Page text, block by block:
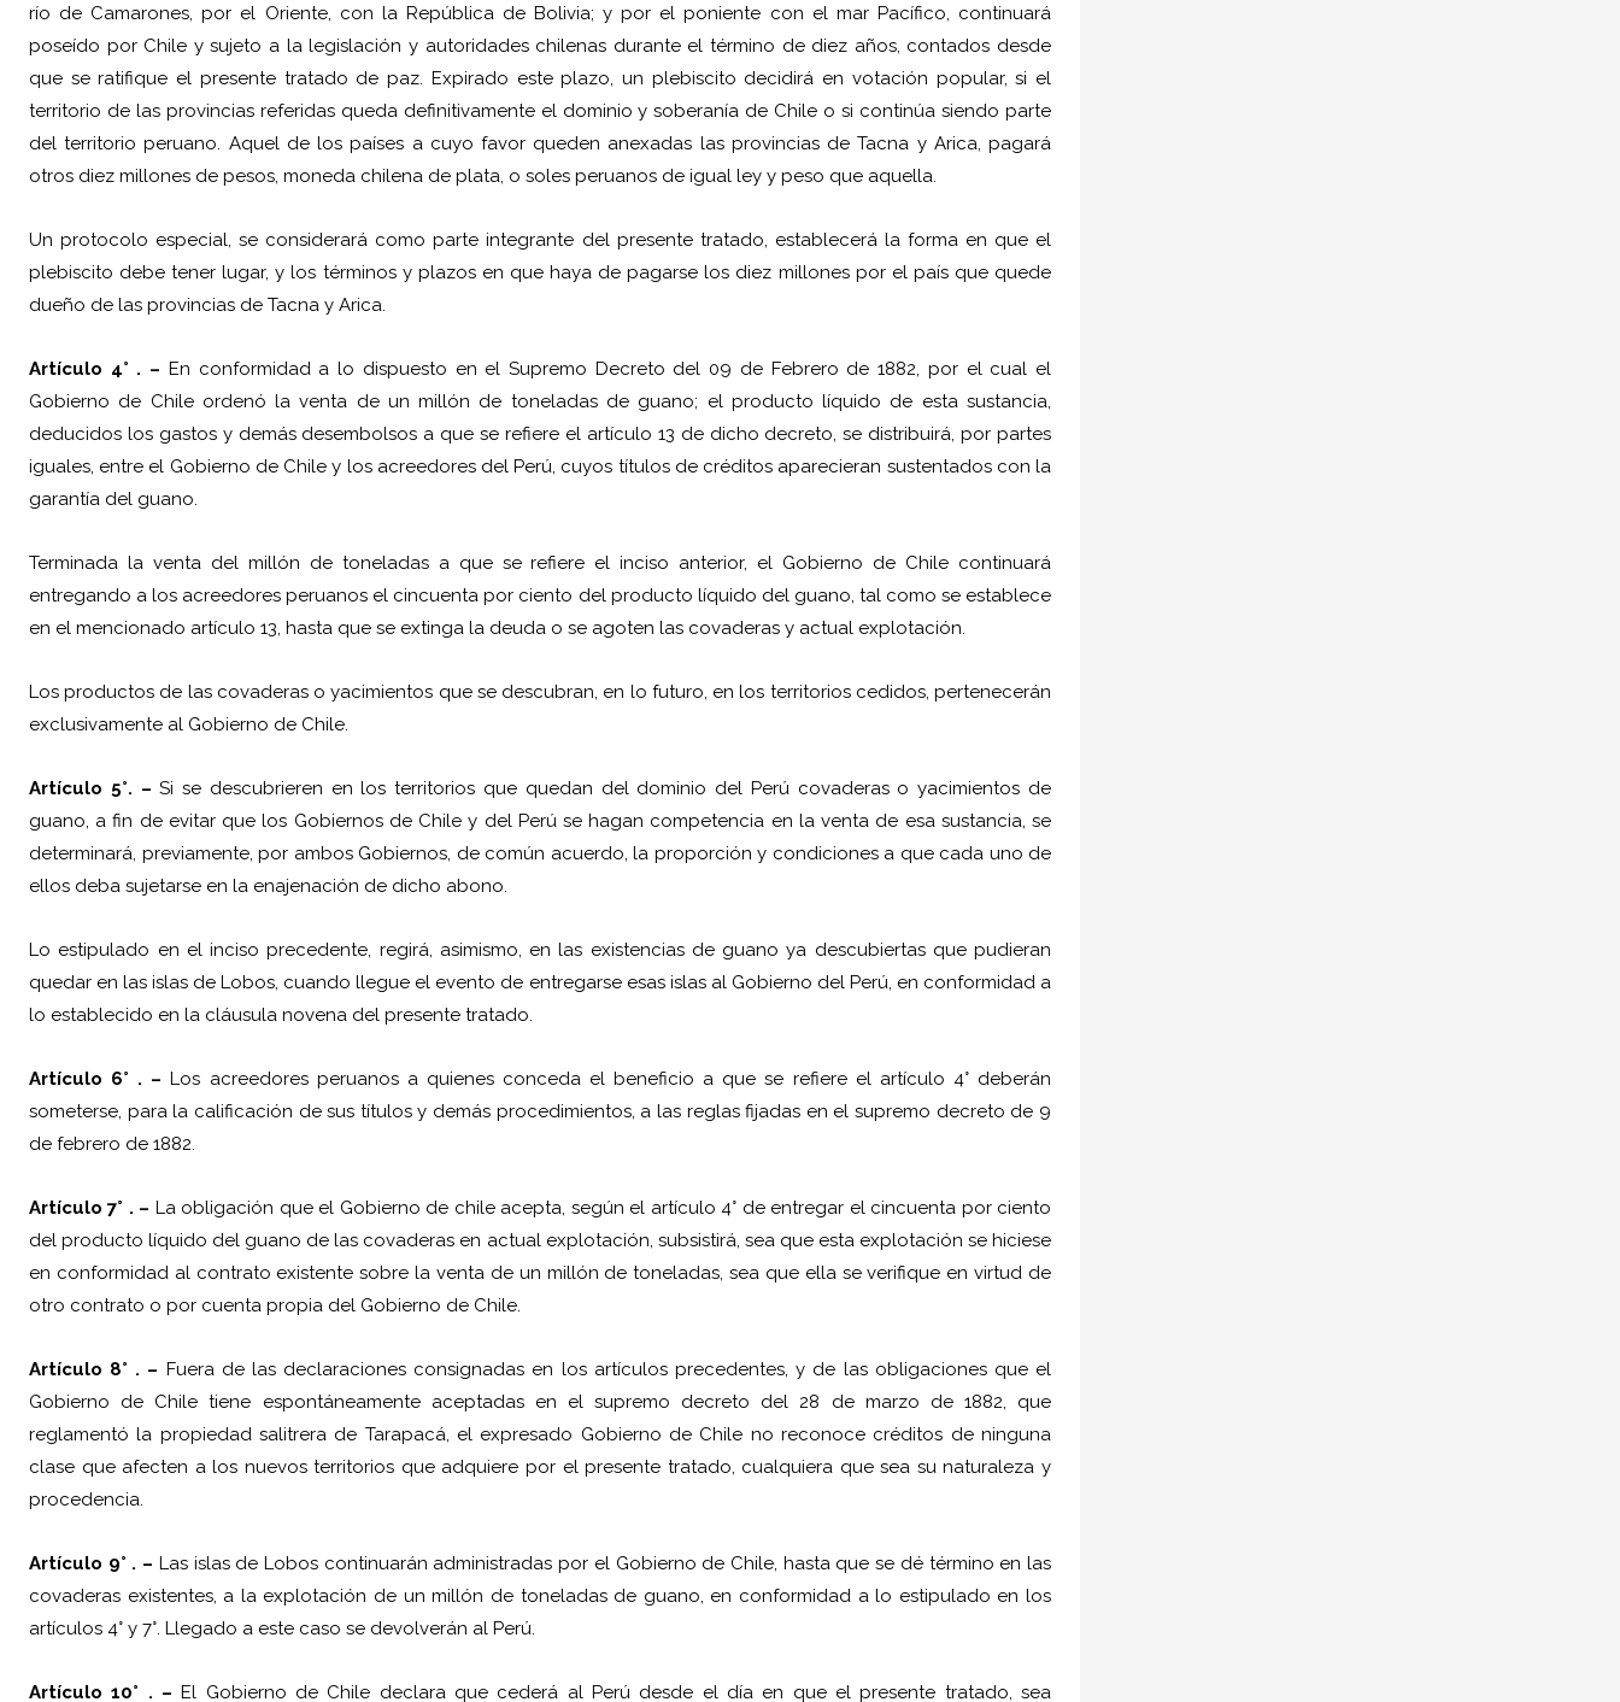
río de Camarones, por el Oriente, con la República de Bolivia; y por el poniente con el mar Pacífico, continuará
poseído por Chile y sujeto a la legislación y autoridades chilenas durante el término de diez años, contados desde
que se ratifique el presente tratado de paz. Expirado este plazo, un plebiscito decidirá en votación popular, si el
territorio de las provincias referidas queda definitivamente el dominio y soberanía de Chile o si continúa siendo parte
del territorio peruano. Aquel de los países a cuyo favor queden anexadas las provincias de Tacna y Arica, pagará
otros diez millones de pesos, moneda chilena de plata, o soles peruanos de igual ley y peso que aquella.
Un protocolo especial, se considerará como parte integrante del presente tratado, establecerá la forma en que el
plebiscito debe tener lugar, y los términos y plazos en que haya de pagarse los diez millones por el país que quede
dueño de las provincias de Tacna y Arica.
Artículo 4° . – En conformidad a lo dispuesto en el Supremo Decreto del 09 de Febrero de 1882, por el cual el
Gobierno de Chile ordenó la venta de un millón de toneladas de guano; el producto líquido de esta sustancia,
deducidos los gastos y demás desembolsos a que se refiere el artículo 13 de dicho decreto, se distribuirá, por partes
iguales, entre el Gobierno de Chile y los acreedores del Perú, cuyos títulos de créditos aparecieran sustentados con la
garantía del guano.
Terminada la venta del millón de toneladas a que se refiere el inciso anterior, el Gobierno de Chile continuará
entregando a los acreedores peruanos el cincuenta por ciento del producto líquido del guano, tal como se establece
en el mencionado artículo 13, hasta que se extinga la deuda o se agoten las covaderas y actual explotación.
Los productos de las covaderas o yacimientos que se descubran, en lo futuro, en los territorios cedidos, pertenecerán
exclusivamente al Gobierno de Chile.
Artículo 5°. –Si se descubrieren en los territorios que quedan del dominio del Perú covaderas o yacimientos de
guano, a fin de evitar que los Gobiernos de Chile y del Perú se hagan competencia en la venta de esa sustancia, se
determinará, previamente, por ambos Gobiernos, de común acuerdo, la proporción y condiciones a que cada uno de
ellos deba sujetarse en la enajenación de dicho abono.
Lo estipulado en el inciso precedente, regirá, asimismo, en las existencias de guano ya descubiertas que pudieran
quedar en las islas de Lobos, cuando llegue el evento de entregarse esas islas al Gobierno del Perú, en conformidad a
lo establecido en la cláusula novena del presente tratado.
Artículo 6° . – Los acreedores peruanos a quienes conceda el beneficio a que se refiere el artículo 4° deberán
someterse, para la calificación de sus títulos y demás procedimientos, a las reglas fijadas en el supremo decreto de 9
de febrero de 1882.
Artículo 7° . – La obligación que el Gobierno de chile acepta, según el artículo 4° de entregar el cincuenta por ciento
del producto líquido del guano de las covaderas en actual explotación, subsistirá, sea que esta explotación se hiciese
en conformidad al contrato existente sobre la venta de un millón de toneladas, sea que ella se verifique en virtud de
otro contrato o por cuenta propia del Gobierno de Chile.
Artículo 8° . – Fuera de las declaraciones consignadas en los artículos precedentes, y de las obligaciones que el
Gobierno de Chile tiene espontáneamente aceptadas en el supremo decreto del 28 de marzo de 1882, que
reglamentó la propiedad salitrera de Tarapacá, el expresado Gobierno de Chile no reconoce créditos de ninguna
clase que afecten a los nuevos territorios que adquiere por el presente tratado, cualquiera que sea su naturaleza y
procedencia.
Artículo 9° . – Las islas de Lobos continuarán administradas por el Gobierno de Chile, hasta que se dé término en las
covaderas existentes, a la explotación de un millón de toneladas de guano, en conformidad a lo estipulado en los
artículos 4° y 7°. Llegado a este caso se devolverán al Perú.
Artículo 10° . –El Gobierno de Chile declara que cederá al Perú desde el día en que el presente tratado, sea